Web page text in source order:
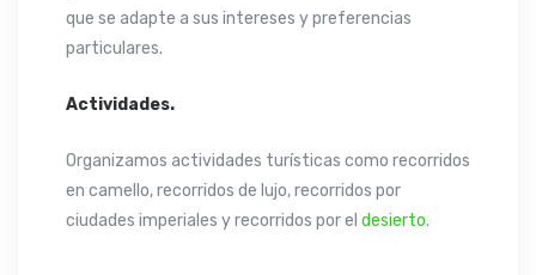
que se adapte a sus intereses y preferencias
particulares.
Actividades.
Organizamos actividades turísticas como recorridos
en camello, recorridos de lujo, recorridos por
ciudades imperiales y recorridos por el desierto.